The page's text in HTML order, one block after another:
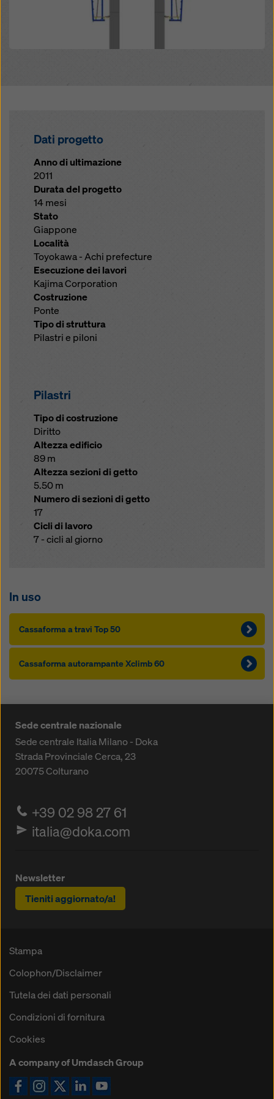
Dati progetto
Anno di ultimazione
2011
Durata del progetto
14 mesi
Stato
Giappone
Località
Toyokawa - Achi prefecture
Esecuzione dei lavori
Kajima Corporation
Costruzione
Ponte
Tipo di struttura
Pilastri e piloni
Pilastri
Tipo di costruzione
Diritto
Altezza edificio
89 m
Altezza sezioni di getto
5.50 m
Numero di sezioni di getto
17
Cicli di lavoro
7 - cicli al giorno
In uso
Cas­saforma a travi Top 50
Cas­saforma autorampante Xclimb 60
Sede centrale nazionale
Sede centrale Italia Milano - Doka
Strada Provinciale Cerca, 23
20075Colturano
+39 02 98 27 61
italia@doka.com
Newsletter
Tieniti aggiornato/a!
Stampa
Colophon/Disclaimer
Tutela dei dati personali
Condizioni di fornitura
Cookies
A company of Umdasch Group
Icona Facebook
Icona Instagram
Icona XIcona LinkedIn
Icona YouTube